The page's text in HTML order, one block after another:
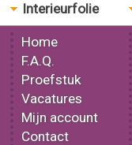
Interieurfolie
Home
F.A.Q.
Proefstuk
Vacatures
Mijn account
Contact